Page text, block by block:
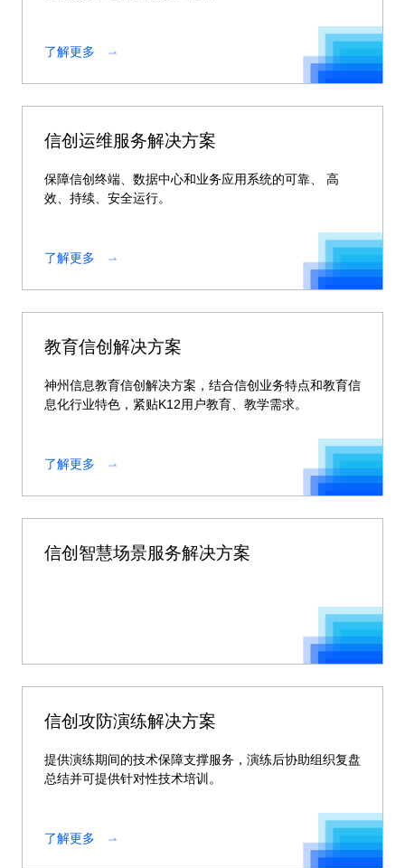
了解更多
信创运维服务解决方案
保障信创终端、数据中心和业务应用系统的可靠、 高
效、持续、安全运行。
了解更多
教育信创解决方案
神州信息教育信创解决方案，结合信创业务特点和教育信
息化行业特色，紧贴K12用户教育、教学需求。
了解更多
信创智慧场景服务解决方案
信创攻防演练解决方案
提供演练期间的技术保障支撑服务，演练后协助组织复盘
总结并可提供针对性技术培训。
了解更多